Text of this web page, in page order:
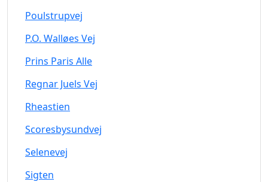
Poulstrupvej
P.O. Walløes Vej
Prins Paris Alle
Regnar Juels Vej
Rheastien
Scoresbysundvej
Selenevej
Sigten